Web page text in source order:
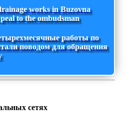
works in Buzovna
to the ombudsman
работы по
поводом для обращения
сетях